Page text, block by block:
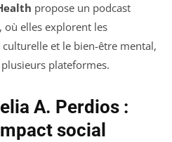
propose un podcast
, où elles explorent les
et le bien-être mental,
plateformes.
A. Perdios :
social